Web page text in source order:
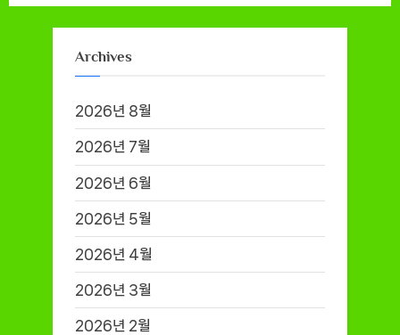
Archives
2026년 8월
2026년 7월
2026년 6월
2026년 5월
2026년 4월
2026년 3월
2026년 2월